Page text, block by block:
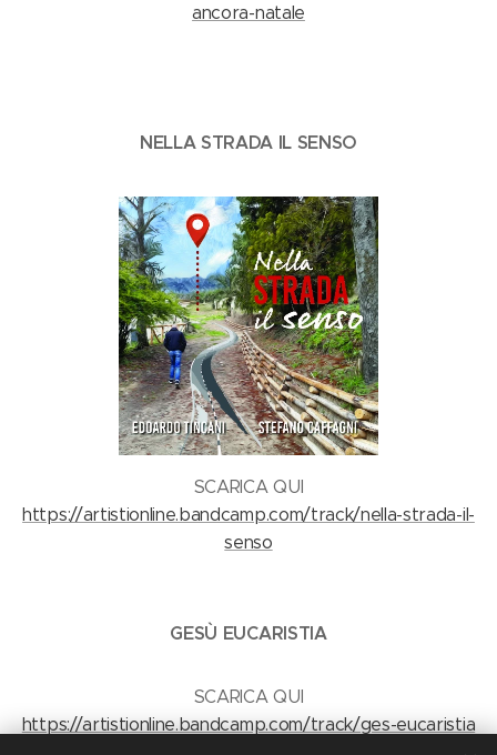
ancora-natale
NELLA STRADA IL SENSO
SCARICA QUI
https://artistionline.bandcamp.com/track/nella-strada-il-
senso
GESÙ EUCARISTIA
SCARICA QUI
https://artistionline.bandcamp.com/track/ges-eucaristia